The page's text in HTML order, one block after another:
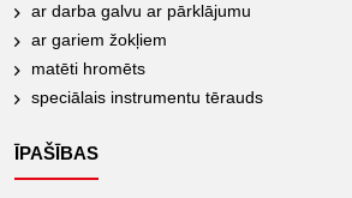
ar darba galvu ar pārklājumu
ar gariem žokļiem
matēti hromēts
speciālais instrumentu tērauds
ĪPAŠĪBAS